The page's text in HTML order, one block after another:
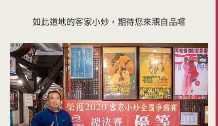
如此道地的客家小炒，期待您來親自品嚐